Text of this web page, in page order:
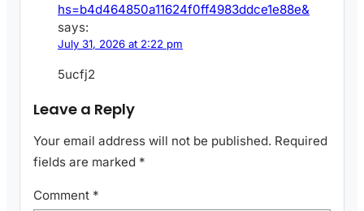
hs=b4d464850a11624f0ff4983ddce1e88e&
says:
July 31, 2026 at 2:22 pm
5ucfj2
Leave a Reply
Your email address will not be published. Required
fields are marked *
Comment *